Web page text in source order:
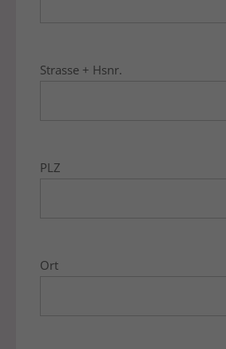
Strasse + Hsnr.
PLZ
Ort